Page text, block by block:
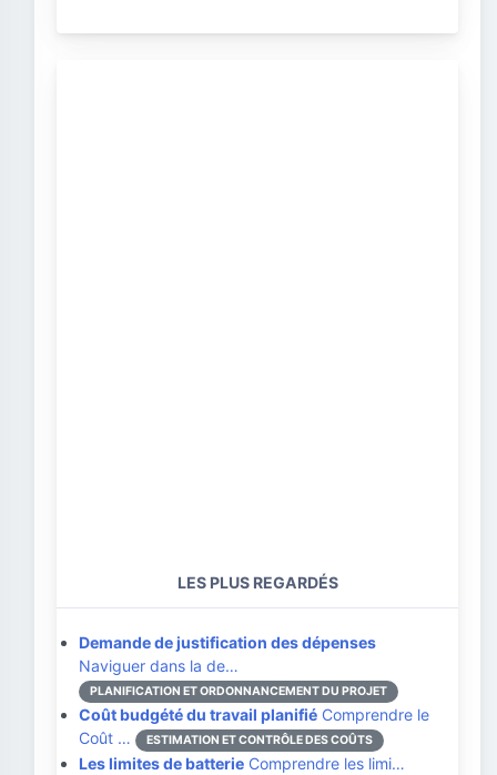
LES PLUS REGARDÉS
Demande de justification des dépenses
Naviguer dans la de…
PLANIFICATION ET ORDONNANCEMENT DU PROJET
Coût budgété du travail planifié Comprendre le
Coût …
ESTIMATION ET CONTRÔLE DES COÛTS
Les limites de batterie Comprendre les limi…